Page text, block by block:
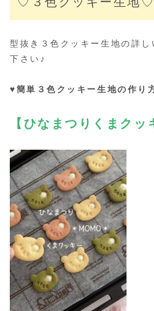
型抜き３色クッキー生地の詳
下さい♪
♥簡単３色クッキー生地の作り
【ひなまつりくまクッ